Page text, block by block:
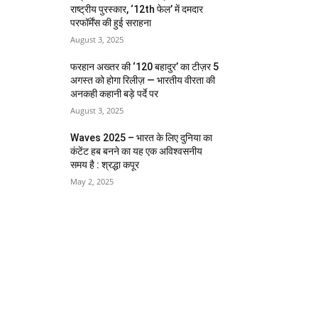
राष्ट्रीय पुरस्कार, ‘12th फेल’ में दमदार
परफॉर्मेंस की हुई सराहना
August 3, 2025
फरहान अख्तर की ‘120 बहादुर’ का टीज़र 5
अगस्त को होगा रिलीज़ — भारतीय वीरता की
अनकही कहानी बड़े पर्दे पर
August 3, 2025
Waves 2025 – भारत के लिए दुनिया का
कंटेंट हब बनने का यह एक अविश्वसनीय
समय है : श्रद्धा कपूर
May 2, 2025